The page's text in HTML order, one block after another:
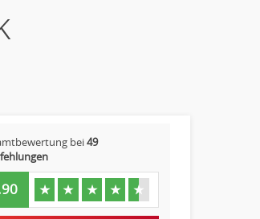
bei49
★ ★ ★ ★ ★